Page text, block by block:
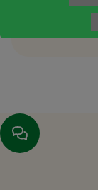
du lundi au